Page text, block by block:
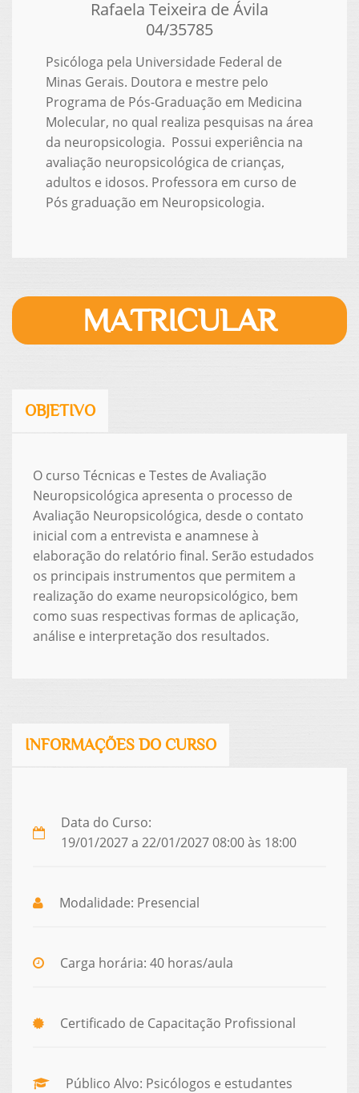
Rafaela Teixeira de Ávila
04/35785
Psicóloga pela Universidade Federal de
Minas Gerais. Doutora e mestre pelo
Programa de Pós-Graduação em Medicina
Molecular, no qual realiza pesquisas na área
da neuropsicologia. Possui experiência na
avaliação neuropsicológica de crianças,
adultos e idosos. Professora em curso de
Pós graduação em Neuropsicologia.
MATRICULAR
OBJETIVO
O curso Técnicas e Testes de Avaliação
Neuropsicológica apresenta o processo de
Avaliação Neuropsicológica, desde o contato
inicial com a entrevista e anamnese à
elaboração do relatório final. Serão estudados
os principais instrumentos que permitem a
realização do exame neuropsicológico, bem
como suas respectivas formas de aplicação,
análise e interpretação dos resultados.
INFORMAÇÕES DO CURSO
Data do Curso:
19/01/2027 a 22/01/2027 08:00 às 18:00
Modalidade: Presencial
Carga horária: 40 horas/aula
Certificado de Capacitação Profissional
Público Alvo: Psicólogos e estudantes